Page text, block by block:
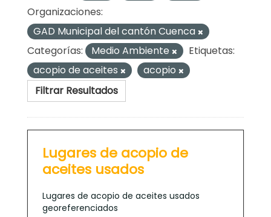
Organizaciones:
GAD Municipal del cantón Cuenca
Categorías:
Medio Ambiente
Etiquetas:
acopio de aceites
acopio
Filtrar Resultados
Lugares de acopio de
aceites usados
Lugares de acopio de aceites usados
georeferenciados